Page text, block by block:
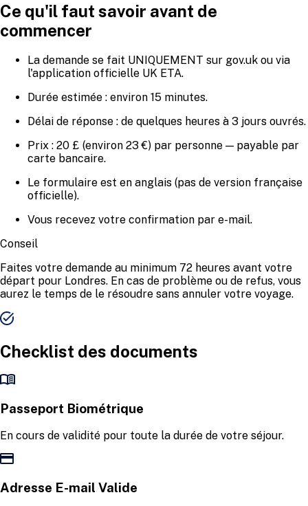
Ce qu'il faut savoir avant de
commencer
La demande se fait UNIQUEMENT sur gov.uk ou via
l'application officielle UK ETA.
Durée estimée : environ 15 minutes.
Délai de réponse : de quelques heures à 3 jours ouvrés.
Prix : 20 £ (environ 23 €) par personne — payable par
carte bancaire.
Le formulaire est en anglais (pas de version française
officielle).
Vous recevez votre confirmation par e-mail.
Conseil
Faites votre demande au minimum 72 heures avant votre
départ pour Londres. En cas de problème ou de refus, vous
aurez le temps de le résoudre sans annuler votre voyage.
Checklist des documents
Passeport Biométrique
En cours de validité pour toute la durée de votre séjour.
Adresse E-mail Valide